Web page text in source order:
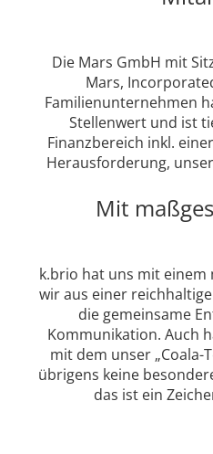
Die Mars GmbH mit
Mars,
Familienunternehmen
Stellenwert und ist
Finanzbereich inkl.
Herausforderung,
Mit
k.brio hat uns mit einem
wir aus einer
die gemeinsame
Kommunikation. Auch
mit dem unser „Coala-
übrigens keine
das ist ein